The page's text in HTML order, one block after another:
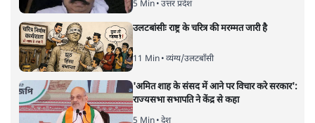
यह बजट नीतिगत नतीजों से ज़्यादा घोषणाओं पर टिका क्यों दिखता
है? आंकड़ों, ज़मीनी हकीकत और वादों के बीच घोषणा-प्रधान बजट
की आलोचनात्मक पड़ताल।
केंद्रीय वित्तमंत्री निर्मला सीतारमण द्वारासंसद में प्रस्तुत साल
2026—27 का केंद्रीय बजट बीजेपी और प्रधानमंत्री नरेंद्र मोदी